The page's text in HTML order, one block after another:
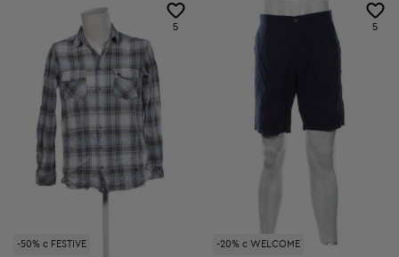
-50% с FESTIVE
5
-20% с WELCOME
5